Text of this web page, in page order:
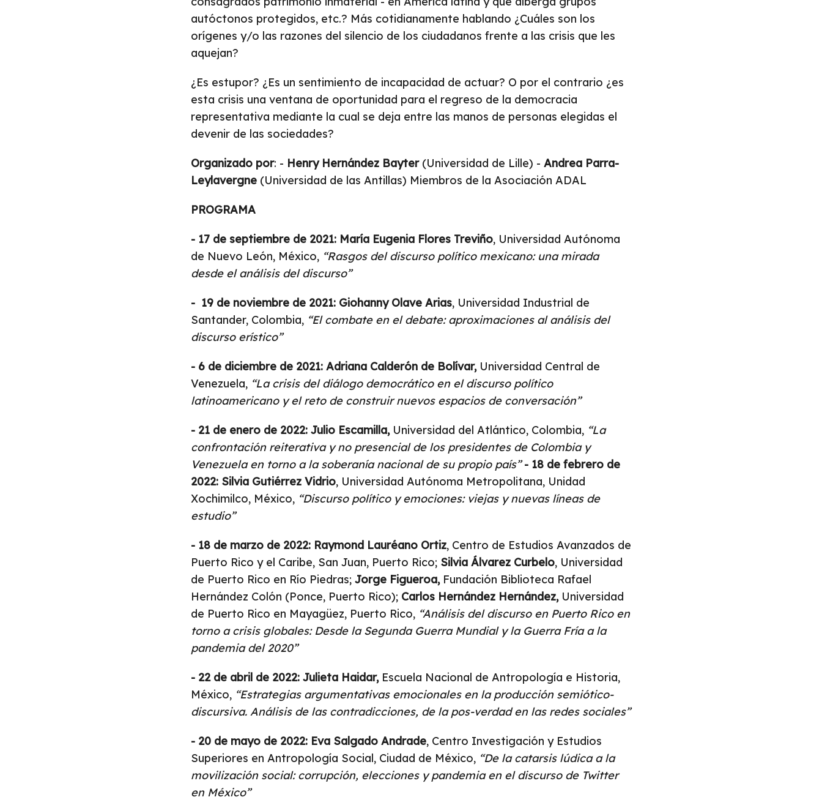
autóctonos protegidos, etc.? Más cotidianamente hablando ¿Cuáles son los
orígenes y/o las razones del silencio de los ciudadanos frente a las crisis que les
aquejan?
¿Es estupor? ¿Es un sentimiento de incapacidad de actuar? O por el contrario ¿es
esta crisis una ventana de oportunidad para el regreso de la democracia
representativa mediante la cual se deja entre las manos de personas elegidas el
devenir de las sociedades?
Organizado por: - Henry Hernández Bayter(Universidad de Lille) - Andrea Parra-
Leylavergne (Universidad de las Antillas) Miembros de la Asociación ADAL
PROGRAMA
- 17 de septiembre de 2021: María Eugenia Flores Treviño, Universidad Autónoma
de Nuevo León, México, “Rasgos del discurso político mexicano: una mirada
desde el análisis del discurso”
- 19 de noviembre de 2021: Giohanny Olave Arias, Universidad Industrial de
Santander, Colombia, “El combate en el debate: aproximaciones al análisis del
discurso erístico”
- 6 de diciembre de 2021: Adriana Calderón de Bolívar,Universidad Central de
Venezuela, “La crisis del diálogo democrático en el discurso político
latinoamericano y el reto de construir nuevos espacios de conversación”
- 21 de enero de 2022: Julio Escamilla,Universidad del Atlántico, Colombia, “La
confrontación reiterativa y no presencial de los presidentes de Colombia y
Venezuela en torno a la soberanía nacional de su propio país” - 18 de febrero de
2022: Silvia Gutiérrez Vidrio, Universidad Autónoma Metropolitana, Unidad
Xochimilco, México, “Discurso político y emociones: viejas y nuevas líneas de
estudio”
- 18 de marzo de 2022: Raymond Lauréano Ortiz, Centro de Estudios Avanzados de
Puerto Rico y el Caribe, San Juan, Puerto Rico; Silvia Álvarez Curbelo, Universidad
de Puerto Rico en Río Piedras; Jorge Figueroa,Fundación Biblioteca Rafael
Hernández Colón (Ponce, Puerto Rico); Carlos Hernández Hernández,Universidad
de Puerto Rico en Mayagüez, Puerto Rico, “Análisis del discurso en Puerto Rico en
torno a crisis globales: Desde la Segunda Guerra Mundial y la Guerra Fría a la
pandemia del 2020”
- 22 de abril de 2022: Julieta Haidar,Escuela Nacional de Antropología e Historia,
México, “Estrategias argumentativas emocionales en la producción semiótico-
discursiva. Análisis de las contradicciones, de la pos-verdad en las redes sociales”
- 20 de mayo de 2022: Eva Salgado Andrade, Centro Investigación y Estudios
Superiores en Antropología Social, Ciudad de México, “De la catarsis lúdica a la
movilización social: corrupción, elecciones y pandemia en el discurso de Twitter
en México”